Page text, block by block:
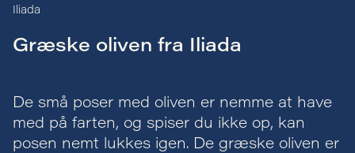
Iliada
Græske oliven fra Iliada
De små poser med oliven er nemme at have
med på farten, og spiser du ikke op, kan
posen nemt lukkes igen. De græske oliven er